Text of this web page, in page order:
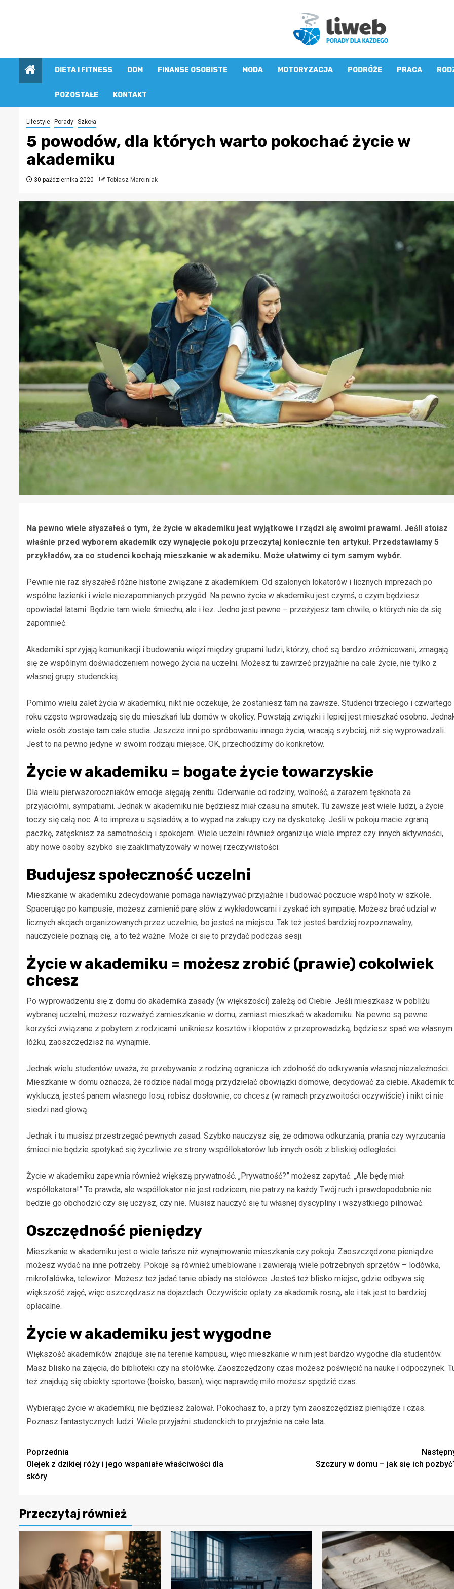
DIETA I FITNESS DOM FINANSE OSOBISTE MODA MOTORYZACJA PODRÓŻE PRACA
POZOSTAŁE KONTAKT
Lifestyle Porady Szkoła
5 powodów, dla których warto pokochać życie w
akademiku
30 października 2020 Tobiasz Marciniak
Na pewno wiele słyszałeś o tym, że życie w akademiku jest wyjątkowe i rządzi się swoimi prawami. Jeśli stoisz
właśnie przed wyborem akademik czy wynajęcie pokoju przeczytaj koniecznie ten artykuł. Przedstawiamy 5
przykładów, za co studenci kochają mieszkanie w akademiku. Może ułatwimy ci tym samym wybór.
Pewnie nie raz słyszałeś różne historie związane z akademikiem. Od szalonych lokatorów i licznych imprezach po
wspólne łazienki i wiele niezapomnianych przygód. Na pewno życie w akademiku jest czymś, o czym będziesz
opowiadał latami. Będzie tam wiele śmiechu, ale i łez. Jedno jest pewne – przeżyjesz tam chwile, o których nie da się
zapomnieć.
Akademiki sprzyjają komunikacji i budowaniu więzi między grupami ludzi, którzy, choć są bardzo zróżnicowani, zmagają
się ze wspólnym doświadczeniem nowego życia na uczelni. Możesz tu zawrzeć przyjaźnie na całe życie, nie tylko z
własnej grupy studenckiej.
Pomimo wielu zalet życia w akademiku, nikt nie oczekuje, że zostaniesz tam na zawsze. Studenci trzeciego i czwartego
roku często wprowadzają się do mieszkań lub domów w okolicy. Powstają związki i lepiej jest mieszkać osobno.
wiele osób zostaje tam całe studia. Jeszcze inni po spróbowaniu innego życia, wracają szybciej, niż się wyprowadzali.
Jest to na pewno jedyne w swoim rodzaju miejsce. OK, przechodzimy do konkretów.
Życie w akademiku = bogate życie towarzyskie
Dla wielu pierwszoroczniaków emocje sięgają zenitu. Oderwanie od rodziny, wolność, a zarazem tęsknota za
przyjaciółmi, sympatiami. Jednak w akademiku nie będziesz miał czasu na smutek. Tu zawsze jest wiele ludzi, a życie
toczy się całą noc. A to impreza u sąsiadów, a to wypad na zakupy czy na dyskotekę. Jeśli w pokoju macie zgraną
paczkę, zatęsknisz za samotnością i spokojem. Wiele uczelni również organizuje wiele imprez czy innych aktywności,
aby nowe osoby szybko się zaaklimatyzowały w nowej rzeczywistości.
Budujesz społeczność uczelni
Mieszkanie w akademiku zdecydowanie pomaga nawiązywać przyjaźnie i budować poczucie wspólnoty w szkole.
Spacerując po kampusie, możesz zamienić parę słów z wykładowcami i zyskać ich sympatię. Możesz brać udział w
licznych akcjach organizowanych przez uczelnie, bo jesteś na miejscu. Tak też jesteś bardziej rozpoznawalny,
nauczyciele poznają cię, a to też ważne. Może ci się to przydać podczas sesji.
Życie w akademiku = możesz zrobić (prawie) cokolwiek
chcesz
Po wyprowadzeniu się z domu do akademika zasady (w większości) zależą od Ciebie. Jeśli mieszkasz w pobliżu
wybranej uczelni, możesz rozważyć zamieszkanie w domu, zamiast mieszkać w akademiku. Na pewno są pewne
korzyści związane z pobytem z rodzicami: unikniesz kosztów i kłopotów z przeprowadzką, będziesz spać we własnym
łóżku, zaoszczędzisz na wynajmie.
Jednak wielu studentów uważa, że ​​przebywanie z rodziną ogranicza ich zdolność do odkrywania własnej niezależności.
Mieszkanie w domu oznacza, że ​​rodzice nadal mogą przydzielać obowiązki domowe, decydować za ciebie. Akademik
wyklucza, jesteś panem własnego losu, robisz dosłownie, co chcesz (w ramach przyzwoitości oczywiście) i nikt ci nie
siedzi nad głową.
Jednak i tu musisz przestrzegać pewnych zasad. Szybko nauczysz się, że odmowa odkurzania, prania czy wyrzucania
śmieci nie będzie spotykać się życzliwie ze strony współlokatorów lub innych osób z bliskiej odległości.
Życie w akademiku zapewnia również większą prywatność. „Prywatność?” możesz zapytać. „Ale będę miał
współlokatora!” To prawda, ale współlokator nie jest rodzicem; nie patrzy na każdy Twój ruch i prawdopodobnie nie
będzie go obchodzić czy się uczysz, czy nie. Musisz nauczyć się tu własnej dyscypliny i wszystkiego pilnować.
Oszczędność pieniędzy
Mieszkanie w akademiku jest o wiele tańsze niż wynajmowanie mieszkania czy pokoju. Zaoszczędzone pieniądze
możesz wydać na inne potrzeby. Pokoje są również umeblowane i zawierają wiele potrzebnych sprzętów – lodówka,
mikrofalówka, telewizor. Możesz też jadać tanie obiady na stołówce. Jesteś też blisko miejsc, gdzie odbywa się
większość zajęć, więc oszczędzasz na dojazdach. Oczywiście opłaty za akademik rosną, ale i tak jest to bardziej
opłacalne.
Życie w akademiku jest wygodne
Większość akademików znajduje się na terenie kampusu, więc mieszkanie w nim jest bardzo wygodne dla studentów.
Masz blisko na zajęcia, do biblioteki czy na stołówkę. Zaoszczędzony czas możesz poświęcić na naukę i odpoczynek.
też znajdują się obiekty sportowe (boisko, basen), więc naprawdę miło możesz spędzić czas.
Wybierając życie w akademiku, nie będziesz żałował. Pokochasz to, a przy tym zaoszczędzisz pieniądze i czas.
Poznasz fantastycznych ludzi. Wiele przyjaźni studenckich to przyjaźnie na całe lata.
Zobacz
wpisy
Poprzednia
Olejek z dzikiej róży i jego wspaniałe właściwości dla
skóry
Szczury w domu – jak się ich
Przeczytaj również